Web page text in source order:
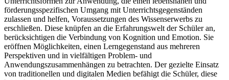
förderungsspezifischen Umgang mit Unterrichtsgegenständen
zulassen und helfen, Voraussetzungen des Wissenserwerbs zu
erschließen. Diese knüpfen an die Erfahrungswelt der Schüler an,
berücksichtigen die Verbindung von Kognition und Emotion. Sie
eröffnen Möglichkeiten, einen Lerngegenstand aus mehreren
Perspektiven und in vielfältigen Problem- und
Anwendungszusammenhängen zu betrachten. Der gezielte Einsatz
von traditionellen und digitalen Medien befähigt die Schüler, diese